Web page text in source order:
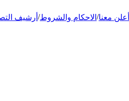
أعلن معنا/ الاحكام والشروط/ أرشيف